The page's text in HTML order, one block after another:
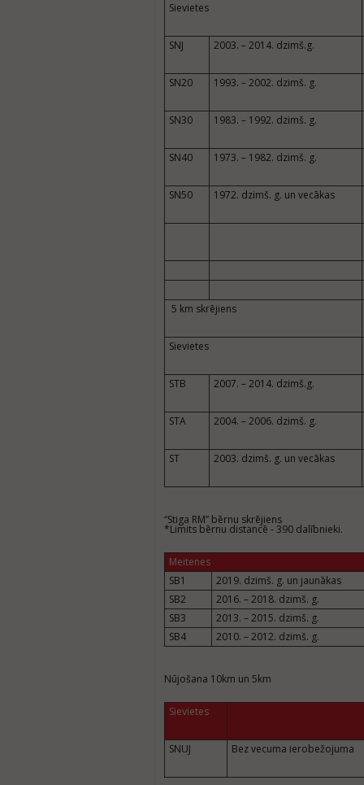
Sievietes
SNJ 2003. – 2014. dzimš.g.
SN20 1993. – 2002. dzimš. g.
SN30 1983. – 1992. dzimš. g.
SN40 1973. – 1982. dzimš. g.
SN50 1972. dzimš. g. un vecākas
5 km skrējiens
Sievietes
STB 2007. – 2014. dzimš.g.
STA 2004. – 2006. dzimš. g.
ST 2003. dzimš. g. un vecākas
“Stiga RM” bērnu skrējiens
*Limits bērnu distancē - 390 dalībnieki.
Meitenes
SB1
2019. dzimš. g. un jaunākas
SB2
2016. – 2018. dzimš. g.
SB3
2013. – 2015. dzimš. g.
SB4
2010. – 2012. dzimš. g.
Nūjošana 10km un 5km
Sievietes
SNUJ Bez vecuma ierobežojuma